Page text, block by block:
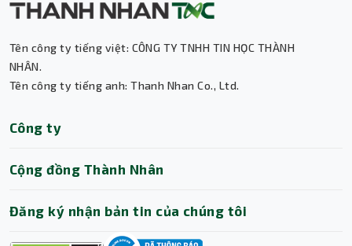
Tên công ty tiếng việt: CÔNG TY TNHH TIN HỌC THÀNH
NHÂN.
Tên công ty tiếng anh: Thanh Nhan Co., Ltd.
Công ty
Cộng đồng Thành Nhân
Đăng ký nhận bản tin của chúng tôi
Trợ lý AI • Phản hồi tức thì